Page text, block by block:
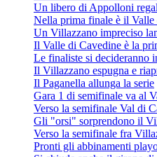
Un libero di Appolloni
Nella prima finale è il
Un Villazzano impreciso
Il Valle di Cavedine è la
Le finaliste si decideranno
Il Villazzano espugna e
Il Paganella allunga la serie
Gara 1 di semifinale va al
Verso la semifinale Val di
Gli "orsi" sorprendono il
Verso la semifinale fra
Pronti gli abbinamenti